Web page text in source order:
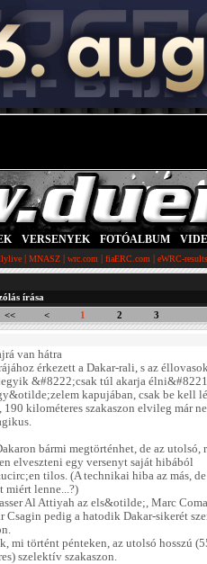
VERSENYEK FOTÓALBUM
| MNASZ | wrc.com | fiaERC.com | eWRC-
írása
<< < 1 2 3
van hátra
érkezett a Dakar-rali, s az
&#8222;csak túl akarja
kapujában, csak be kell
190 kilométeres szakaszon elvileg már
bármi megtörténhet, de az utolsó,
elveszteni egy versenyt saját hibából
tilos. (A technikai hiba az más,
miért lenne...?)
Al Attiyah az els&otilde;, Marc
Csagin pedig a hatodik Dakar-sikerét
mi történt pénteken, az utolsó hosszú
szelektív szakaszon.